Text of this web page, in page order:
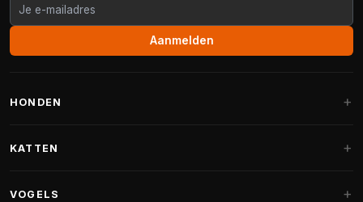
Aanmelden
HONDEN
KATTEN
VOGELS